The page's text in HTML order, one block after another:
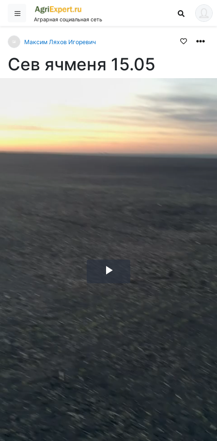
Аграрная социальная сеть
Максим Ляхов Игоревич
Сев ячменя 15.05
Воспроизвести
видео